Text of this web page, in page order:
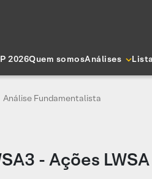
2026Quem somosAnálises
Análise Fundamentalista
- Ações LWSA